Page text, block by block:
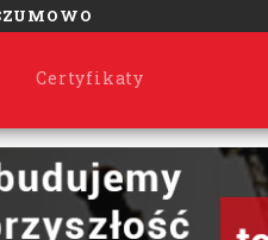
Certyfikaty